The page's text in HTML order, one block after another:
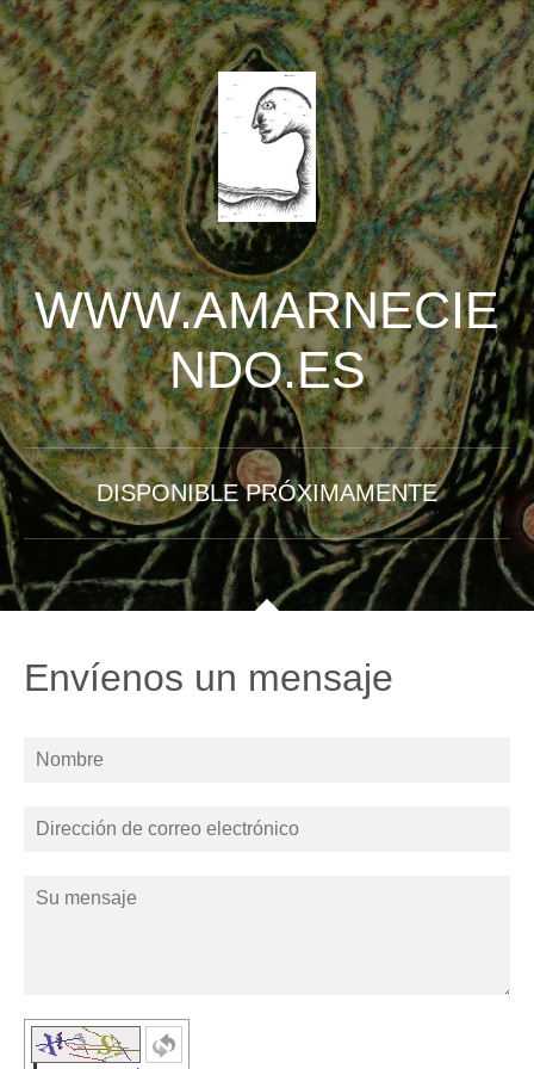
WWW.AMARNECIE
NDO.ES
DISPONIBLE PRÓXIMAMENTE
Envíenos un mensaje